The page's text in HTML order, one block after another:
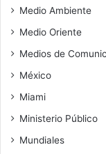
Medio Ambiente
Medio Oriente
Medios de
México
Miami
Ministerio Público
Mundiales